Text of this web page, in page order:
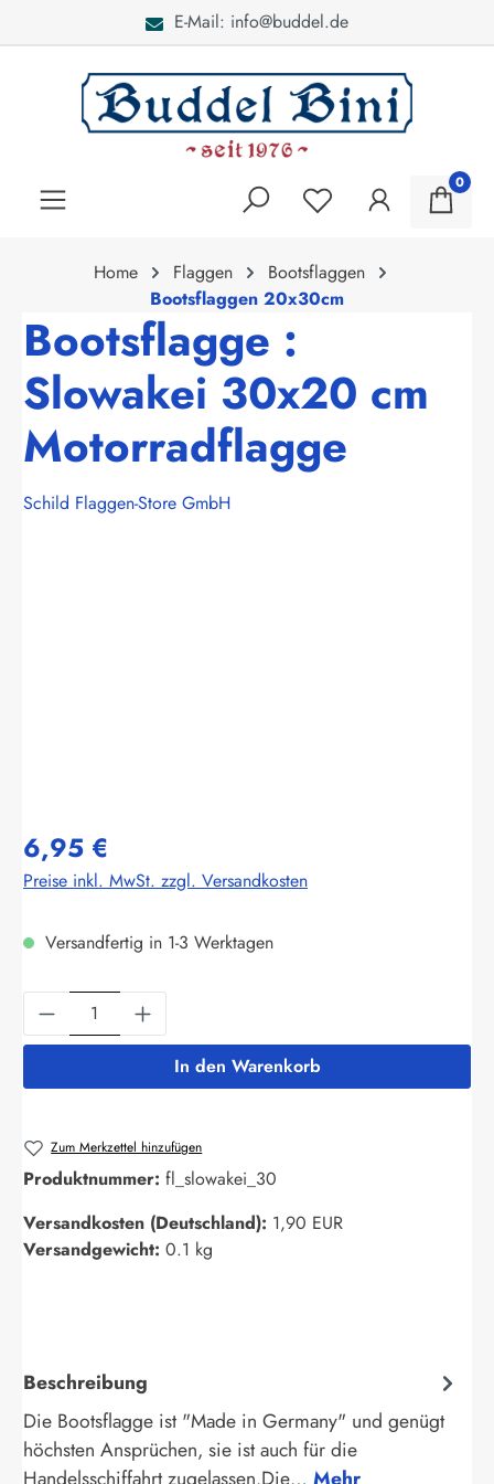
E-Mail: info@buddel.de
0
Home Flaggen
Bootsflaggen
Bootsflaggen 20x30cm
Bootsflagge :
Slowakei 30x20 cm
Motorradflagge
Schild Flaggen-Store GmbH
6,95 €
Preise inkl. MwSt. zzgl. Versandkosten
Versandfertig in 1-3 Werktagen
Produkt Anzahl: Gib den gewünschten
In den Warenkorb
Zum Merkzettel hinzufügen
Produktnummer: fl_slowakei_30
Versandkosten (Deutschland): 1,90 EUR
Versandgewicht: 0.1 kg
Beschreibung
Die Bootsflagge ist "Made in Germany" und genügt
höchsten Ansprüchen, sie ist auch für die